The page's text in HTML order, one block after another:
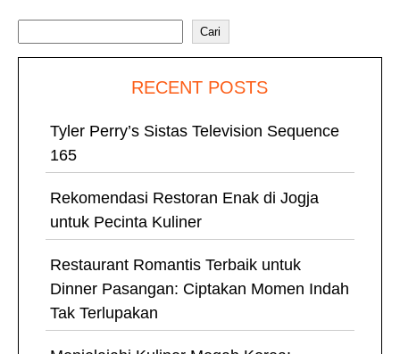
Cari
RECENT POSTS
Tyler Perry’s Sistas Television Sequence
165
Rekomendasi Restoran Enak di Jogja
untuk Pecinta Kuliner
Restaurant Romantis Terbaik untuk
Dinner Pasangan: Ciptakan Momen Indah
Tak Terlupakan